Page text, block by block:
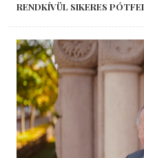
RENDKÍVÜL SIKERES